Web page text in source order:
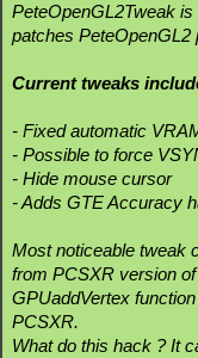
PeteOpenGL2Tweak
patches PeteOpenGL2
Current tweaks
- Fixed automatic
- Possible to force
- Hide mouse cursor
- Adds GTE Accuracy
Most noticeable tweak
from PCSXR version
GPUaddVertex
PCSXR.
What do this hack ? It